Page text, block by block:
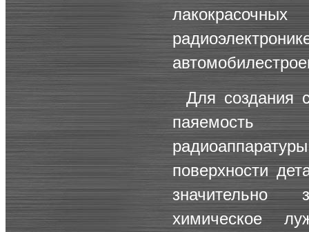
Для создания
поверхности
значительно
химическое